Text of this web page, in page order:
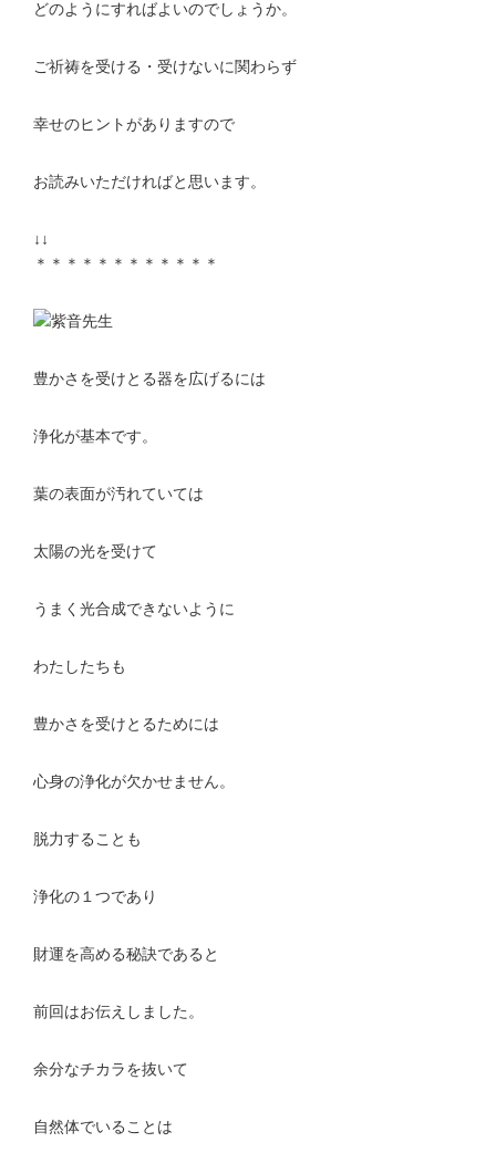
どのようにすればよいのでしょうか。
ご祈祷を受ける・受けないに関わらず
幸せのヒントがありますので
お読みいただければと思います。
↓↓
＊＊＊＊＊＊＊＊＊＊＊＊
豊かさを受けとる器を広げるには
浄化が基本です。
葉の表面が汚れていては
太陽の光を受けて
うまく光合成できないように
わたしたちも
豊かさを受けとるためには
心身の浄化が欠かせません。
脱力することも
浄化の１つであり
財運を高める秘訣であると
前回はお伝えしました。
余分なチカラを抜いて
自然体でいることは